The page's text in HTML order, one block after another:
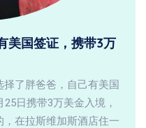
美国签证，携带3万
了胖爸爸，自己有美国
日携带3万美金入境，
在拉斯维加斯酒店住一